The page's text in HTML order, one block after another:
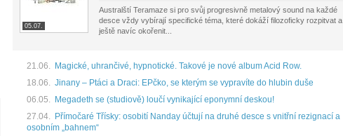
05.07.
Australští Teramaze si pro svůj progresivně metalový sound na každé
desce vždy vybírají specifické téma, které dokáží filozoficky rozpitvat a
ještě navíc okořenit...
21.06. Magické, uhrančivé, hypnotické. Takové je nové album Acid Row.
18.06. Jinany – Ptáci a Draci: EPčko, se kterým se vypravíte do hlubin duše
06.05. Megadeth se (studiově) loučí vynikající eponymní deskou!
27.04. Přímočaré Třísky: osobití Nanday účtují na druhé desce s vnitřní rezignací a
osobním „bahnem“